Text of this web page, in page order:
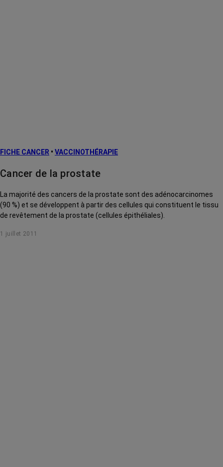
FICHE CANCER • VACCINOTHÉRAPIE
Cancer de la prostate
La majorité des cancers de la prostate sont des adénocarcinomes
(90 %) et se développent à partir des cellules qui constituent le tissu
de revêtement de la prostate (cellules épithéliales).
1 juillet 2011